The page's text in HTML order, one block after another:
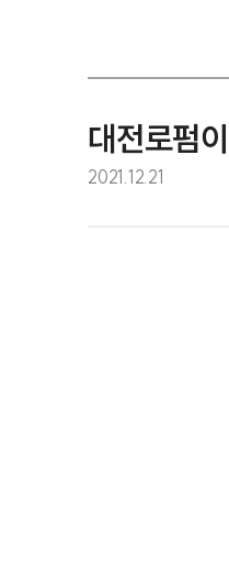
대전로펌
2021.12.21